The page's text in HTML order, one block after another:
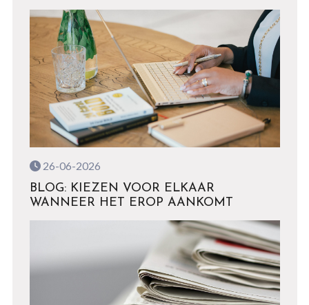
26-06-2026
BLOG: KIEZEN VOOR ELKAAR
WANNEER HET EROP AANKOMT